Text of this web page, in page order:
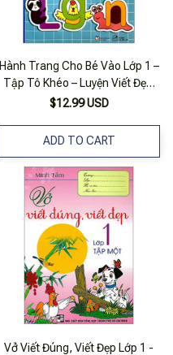
Hành Trang Cho Bé Vào Lớp 1 –
Tập Tô Khéo – Luyện Viết Đẹp:
Luyện Viết Chứ Đẹp – Tập 2
$12.99 USD
ADD TO CART
Vở Viết Đúng, Viết Đẹp Lớp 1 -